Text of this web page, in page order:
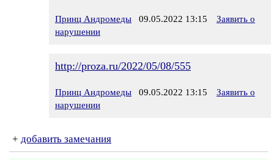
Принц Андромеды 09.05.2022 13:15
Заявить о
нарушении
http://proza.ru/2022/05/08/555
Принц Андромеды 09.05.2022 13:15
Заявить о
нарушении
+ добавить замечания